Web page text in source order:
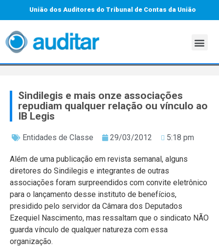
União dos Auditores do Tribunal de Contas da União
Sindilegis e mais onze associações
repudiam qualquer relação ou vínculo ao
IB Legis
Entidades de Classe 29/03/2012 5:18 pm
Além de uma publicação em revista semanal, alguns
diretores do Sindilegis e integrantes de outras
associações foram surpreendidos com convite eletrônico
para o lançamento desse instituto de benefícios,
presidido pelo servidor da Câmara dos Deputados
Ezequiel Nascimento, mas ressaltam que o sindicato NÃO
guarda vínculo de qualquer natureza com essa
organização.